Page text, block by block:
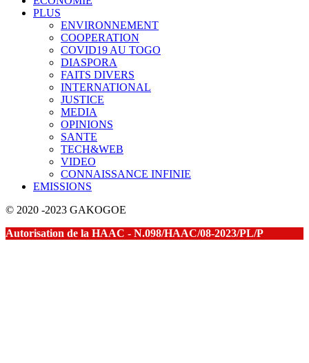
PLUS
ENVIRONNEMENT
COOPERATION
COVID19 AU TOGO
DIASPORA
FAITS DIVERS
INTERNATIONAL
JUSTICE
MEDIA
OPINIONS
SANTE
TECH&WEB
VIDEO
CONNAISSANCE INFINIE
EMISSIONS
© 2020 -2023 GAKOGOE
Autorisation de la HAAC - N.098/HAAC/08-2023/PL/P